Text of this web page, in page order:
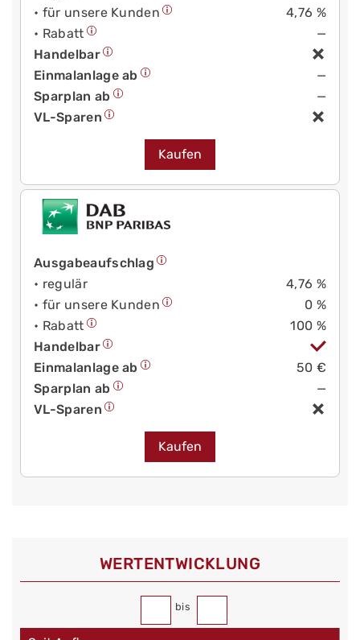
• für unsere Kunden
4,76 %
• Rabatt
—
Handelbar
Einmalanlage ab
—
Sparplan ab
—
VL-Sparen
Kaufen
Ausgabeaufschlag
• regulär
4,76 %
• für unsere Kunden
0 %
• Rabatt
100 %
Handelbar
Einmalanlage ab
50 €
Sparplan ab
—
VL-Sparen
Kaufen
WERT­ENTWICKLUNG
bis